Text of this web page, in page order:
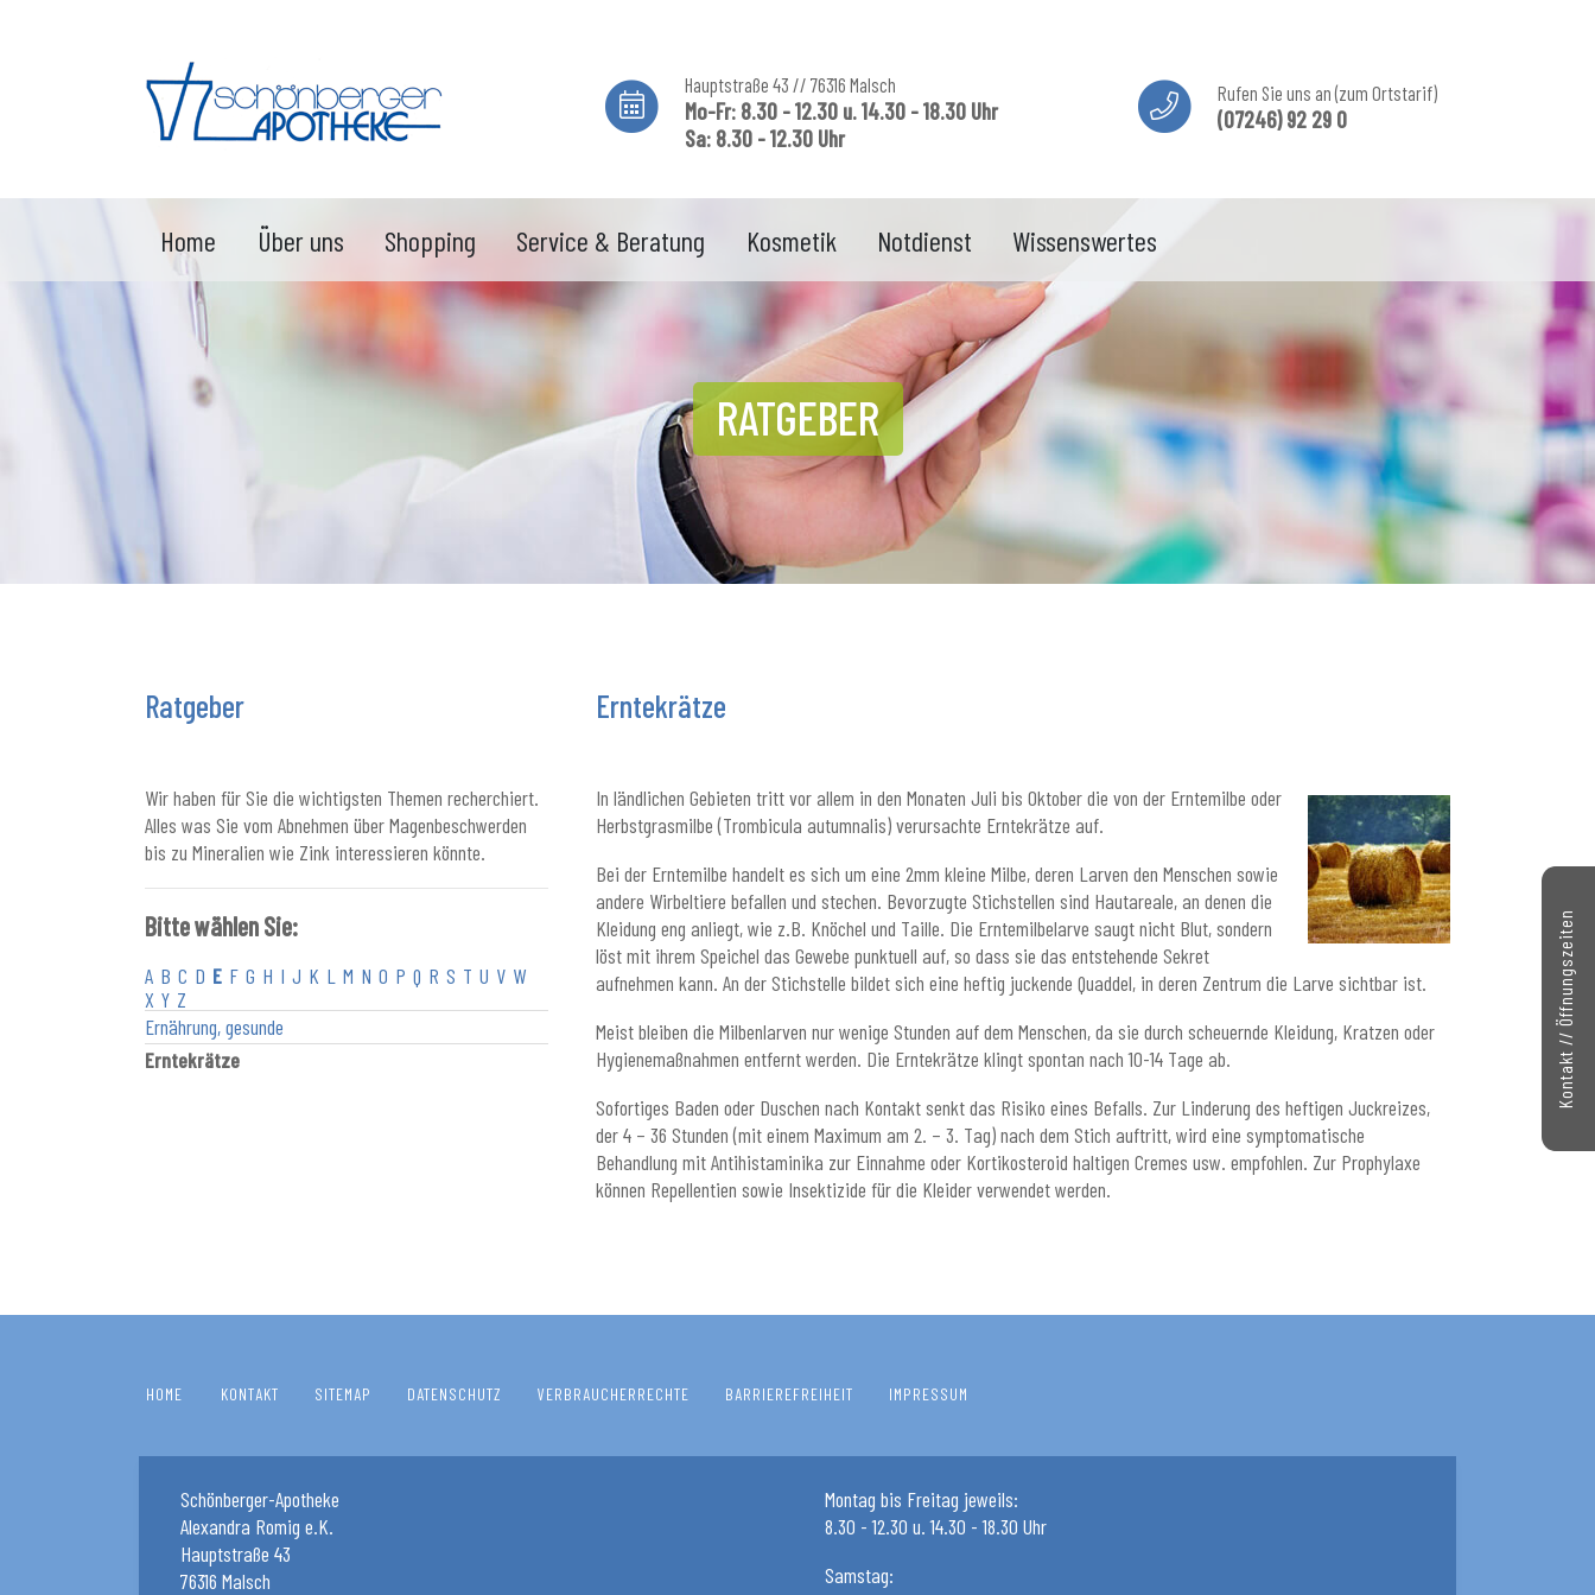
Hauptstraße 43 // 76316 Malsch
Mo-Fr: 8.30 - 12.30 u. 14.30 - 18.30 Uhr
Sa: 8.30 - 12.30 Uhr
Rufen Sie uns an (zum Ortstarif)
(07246) 92 29 0
Home Über uns Shopping Service & Beratung Kosmetik Notdienst Wissenswertes
RATGEBER
Ratgeber
Wir haben für Sie die wichtigsten Themen recherchiert.
Alles was Sie vom Abnehmen über Magenbeschwerden
bis zu Mineralien wie Zink interessieren könnte.
Bitte wählen Sie:
A B C D E F G H I J K L M N O P Q R S T U V W
X Y Z
Ernährung, gesunde
Erntekrätze
Erntekrätze
In ländlichen Gebieten tritt vor allem in den Monaten Juli bis Oktober die von der Erntemilbe oder
Herbstgrasmilbe (Trombicula autumnalis) verursachte Erntekrätze auf.
Bei der Erntemilbe handelt es sich um eine 2mm kleine Milbe, deren Larven den Menschen sowie
andere Wirbeltiere befallen und stechen. Bevorzugte Stichstellen sind Hautareale, an denen die
Kleidung eng anliegt, wie z.B. Knöchel und Taille. Die Erntemilbelarve saugt nicht Blut, sondern
löst mit ihrem Speichel das Gewebe punktuell auf, so dass sie das entstehende Sekret
aufnehmen kann. An der Stichstelle bildet sich eine heftig juckende Quaddel, in deren Zentrum die Larve sichtbar ist.
Meist bleiben die Milbenlarven nur wenige Stunden auf dem Menschen, da sie durch scheuernde Kleidung, Kratzen oder
Hygienemaßnahmen entfernt werden. Die Erntekrätze klingt spontan nach 10-14 Tage ab.
Sofortiges Baden oder Duschen nach Kontakt senkt das Risiko eines Befalls. Zur Linderung des heftigen Juckreizes,
der 4 – 36 Stunden (mit einem Maximum am 2. – 3. Tag) nach dem Stich auftritt, wird eine symptomatische
Behandlung mit Antihistaminika zur Einnahme oder Kortikosteroid haltigen Cremes usw. empfohlen. Zur Prophylaxe
können Repellentien sowie Insektizide für die Kleider verwendet werden.
HOME KONTAKT SITEMAP DATENSCHUTZ VERBRAUCHERRECHTE BARRIEREFREIHEIT IMPRESSUM
Schönberger-Apotheke
Alexandra Romig e.K.
Hauptstraße 43
76316 Malsch
Montag bis Freitag jeweils:
8.30 - 12.30 u. 14.30 - 18.30 Uhr
Samstag:
Kontakt // Öffnungszeiten